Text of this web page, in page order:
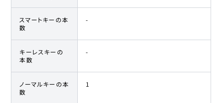
スマートキーの本
数
-
キーレスキーの
本数
-
ノーマルキーの本
数
1